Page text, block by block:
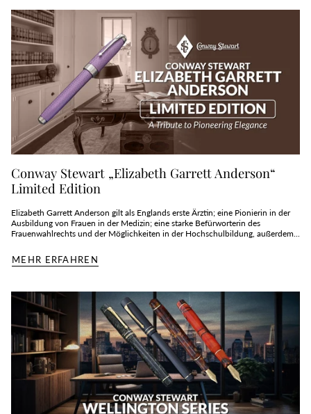
Conway Stewart „Elizabeth Garrett Anderson“
Limited Edition
Elizabeth Garrett Anderson gilt als Englands erste Ärztin; eine Pionierin in der
Ausbildung von Frauen in der Medizin; eine starke Befürworterin des
Frauenwahlrechts und der Möglichkeiten in der Hochschulbildung, außerdem...
MEHR ERFAHREN